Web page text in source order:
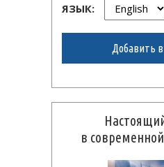
ЯЗЫК:
Добавить
в